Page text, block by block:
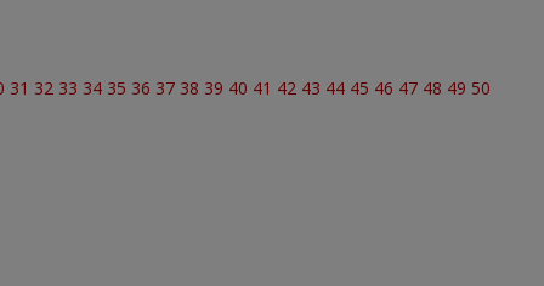
31 32 33 34 35 36 37 38 39 40 41 42 43 44 45 46 47 48 49 50